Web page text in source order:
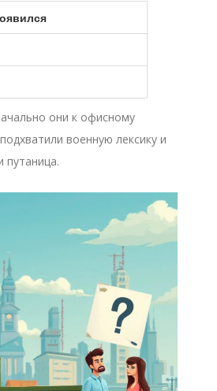
они к офисному
военную лексику и